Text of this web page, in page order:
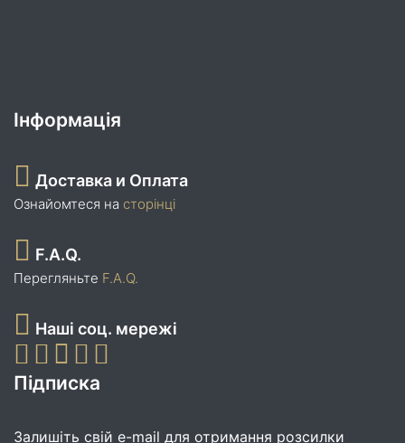
Інформація
Доставка и Оплата
Ознайомтеся на сторінці
F.A.Q.
Перегляньте F.A.Q.
Наші соц. мережі
Підписка
Залишіть свій e-mail для отримання розсилки